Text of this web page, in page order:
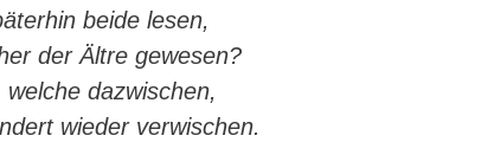
beide lesen,
der Ältre gewesen?
dazwischen,
wieder verwischen.